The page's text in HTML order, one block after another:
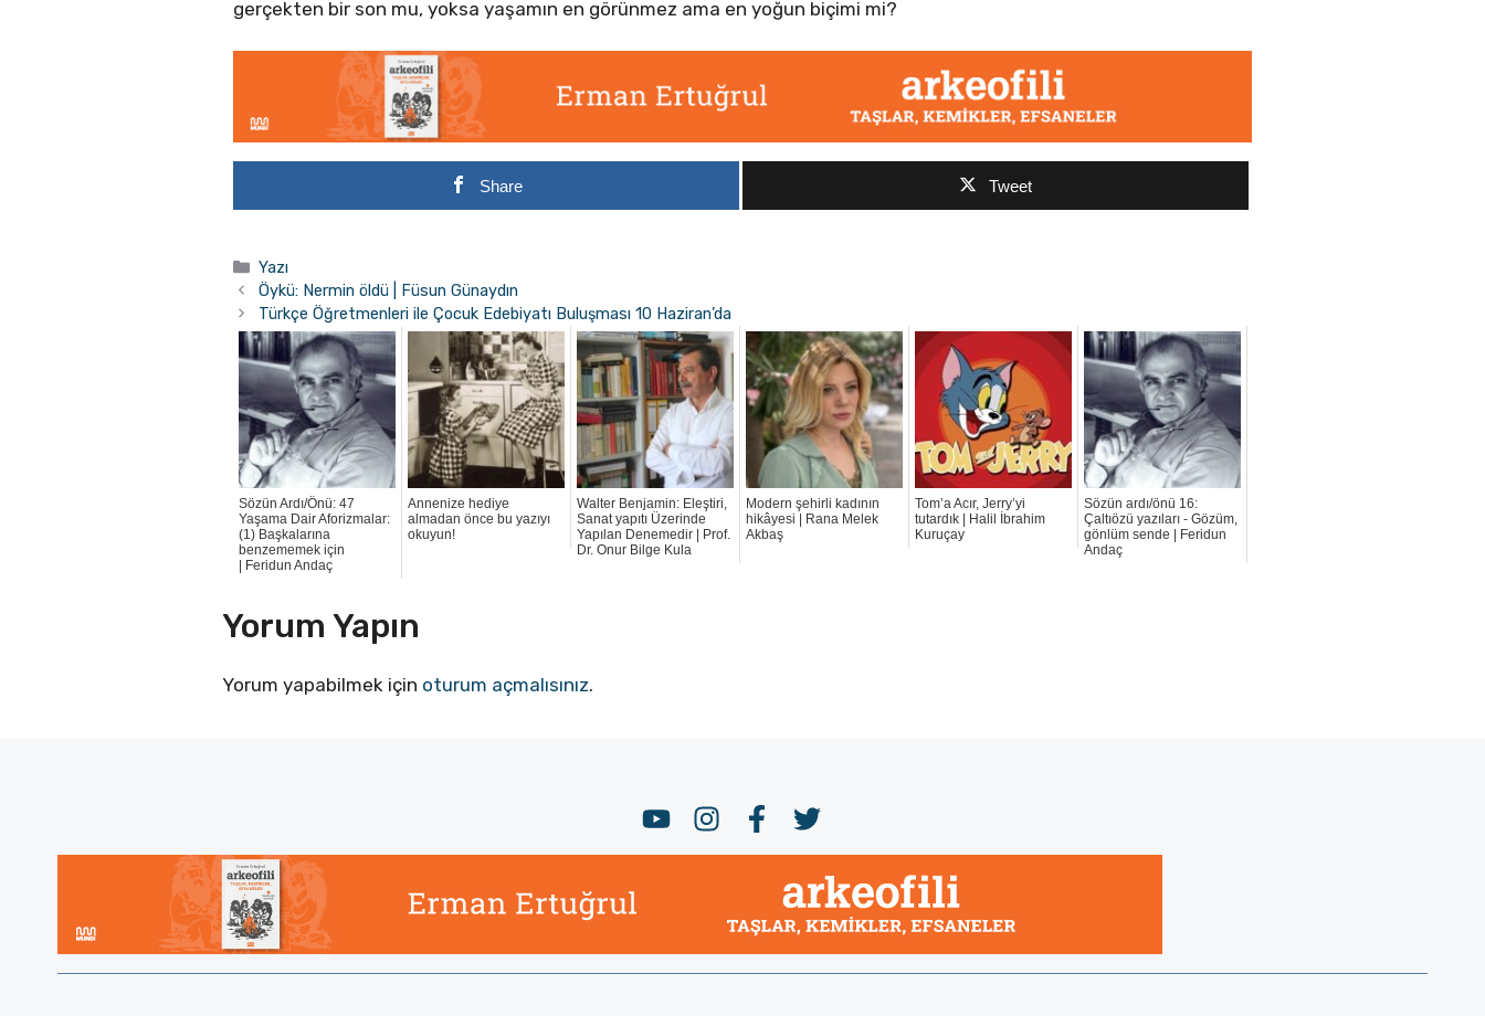
gerçekten bir son mu, yoksa yaşamın en görünmez ama en yoğun biçimi mi?
Share Tweet
Kategoriler
Yazı
Öykü: Nermin öldü | Füsun Günaydın
Türkçe Öğretmenleri ile Çocuk Edebiyatı Buluşması 10 Haziran’da
Sözün Ardı/Önü: 47
Yaşama Dair Aforizmalar:
(1) Başkalarına
benzememek için
| Feridun Andaç
Annenize hediye
almadan önce bu yazıyı
okuyun!
Walter Benjamin: Eleştiri,
Sanat yapıtı Üzerinde
Yapılan Denemedir | Prof.
Dr. Onur Bilge Kula
Modern şehirli kadının
hikâyesi | Rana Melek
Akbaş
Tom’a Acır, Jerry’yi
tutardık | Halil İbrahim
Kuruçay
Sözün ardı/önü 16:
Çaltıözü yazıları - Gözüm,
gönlüm sende | Feridun
Andaç
Yorum Yapın
Yorum yapabilmek için oturum açmalısınız.